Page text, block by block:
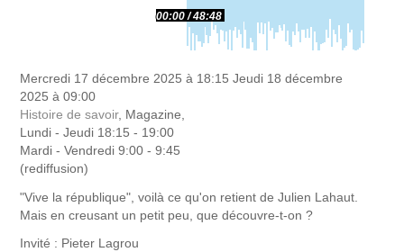
00:00 48:48
Mercredi 17 décembre 2025 à 18:15 Jeudi 18 décembre
2025 à 09:00
Histoire de savoir, Magazine,
Lundi - Jeudi 18:15 - 19:00
Mardi - Vendredi 9:00 - 9:45
(rediffusion)
"Vive la république", voilà ce qu'on retient de Julien Lahaut.
Mais en creusant un petit peu, que découvre-t-on ?
Invité : Pieter Lagrou